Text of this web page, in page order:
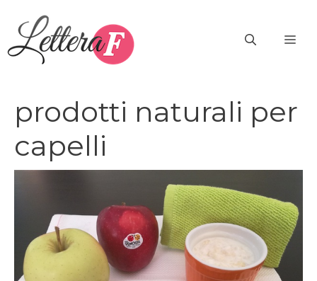
contenuto
prodotti naturali per
capelli